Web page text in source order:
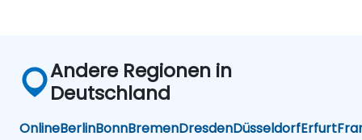
Andere Regionen in
Deutschland
OnlineBerlinBonnBremenDresdenDüsseldorfErfurt